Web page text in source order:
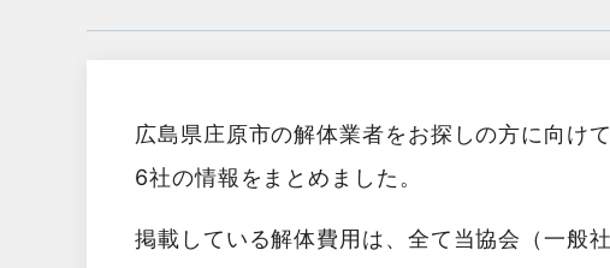
広島県庄原市の解体業者をお探しの方に向け
6社の情報をまとめました。
掲載している解体費用は、全て当協会（一般